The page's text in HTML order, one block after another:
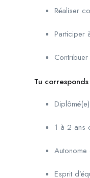
Réaliser
Participer
Tu
1 à 2 ans
Autonome
Esprit